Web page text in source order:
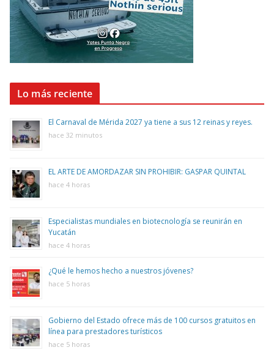
Lo más reciente
El Carnaval de Mérida 2027 ya tiene a sus 12 reinas y reyes.
hace 32 minutos
EL ARTE DE AMORDAZAR SIN PROHIBIR: GASPAR QUINTAL
hace 4 horas
Especialistas mundiales en biotecnología se reunirán en
Yucatán
hace 4 horas
¿Qué le hemos hecho a nuestros jóvenes?
hace 5 horas
Gobierno del Estado ofrece más de 100 cursos gratuitos en
línea para prestadores turísticos
hace 5 horas